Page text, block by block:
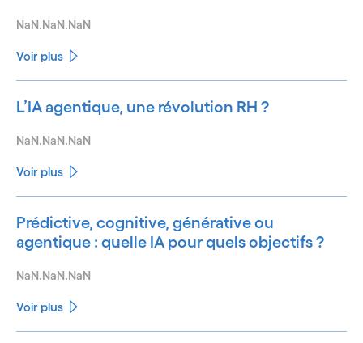
NaN.NaN.NaN
Voir plus
L’IA agentique, une révolution RH ?
NaN.NaN.NaN
Voir plus
Prédictive, cognitive, générative ou
agentique : quelle IA pour quels objectifs ?
NaN.NaN.NaN
Voir plus